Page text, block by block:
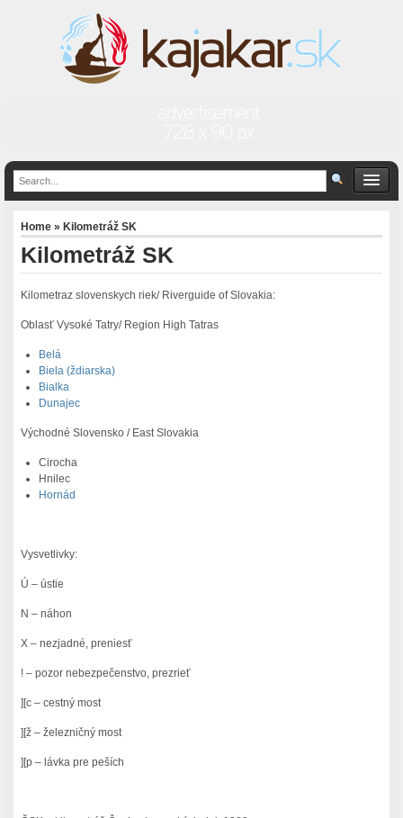
Home » Kilometráž SK
Kilometráž SK
Kilometraz slovenskych riek/ Riverguide of Slovakia:
Oblasť Vysoké Tatry/ Region High Tatras
Belá
Biela (ždiarska)
Bialka
Dunajec
Východné Slovensko / East Slovakia
Cirocha
Hnilec
Hornád
Vysvetlivky:
Ú – ústie
N – náhon
X – nezjadné, preniesť
! – pozor nebezpečenstvo, prezrieť
][c – cestný most
][ž – železničný most
][p – lávka pre peších